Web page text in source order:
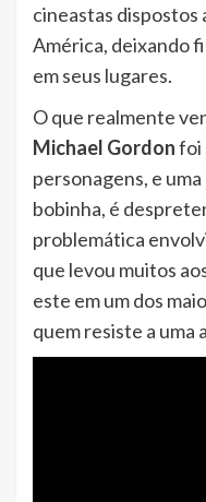
cineastas dispostos
América, deixando
em seus lugares.
O que realmente
Michael Gordonfoi
personagens, e
bobinha, é
problemática
que levou muitos
este em um dos
quem resiste a uma